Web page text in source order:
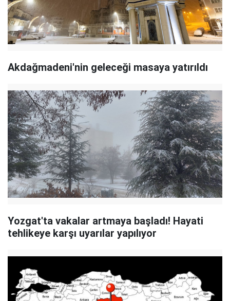
Akdağmadeni'nin geleceği masaya yatırıldı
Yozgat'ta vakalar artmaya başladı! Hayati
tehlikeye karşı uyarılar yapılıyor